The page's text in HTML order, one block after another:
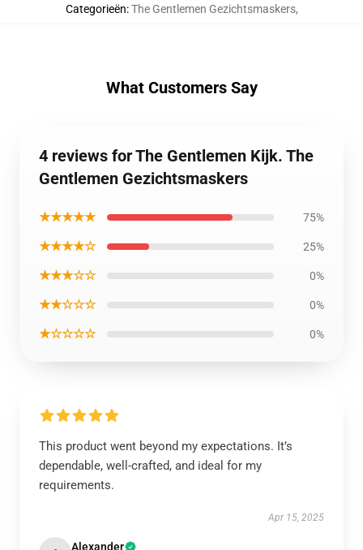
Categorieën:The Gentlemen Gezichtsmaskers,
What Customers Say
4 reviews for The Gentlemen Kijk. The
Gentlemen Gezichtsmaskers
★★★★★ 75%
★★★★☆ 25%
★★★☆☆ 0%
★★☆☆☆ 0%
★☆☆☆☆ 0%
This product went beyond my expectations. It’s
dependable, well-crafted, and ideal for my
requirements.
Apr 15, 2025
Alexander